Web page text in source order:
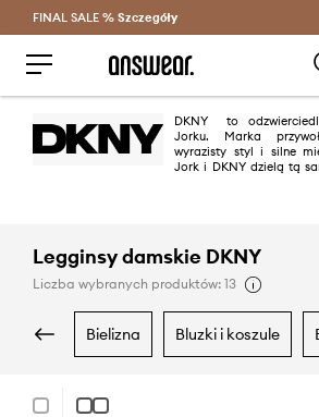
Oszczędzaj z Answear Club >
FINAL SALE % Szczegóły
DKNY to
Jorku. Marka
wyrazisty styl i silne
Jork i DKNY dzielą tą
Legginsy damskie DKNY
Liczba wybranych produktów: 13
bielizna bluzki i koszule